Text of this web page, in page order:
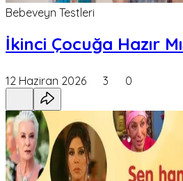
Bebeveyn Testleri
İkinci Çocuğa Hazır
12 Haziran 2026 3 0